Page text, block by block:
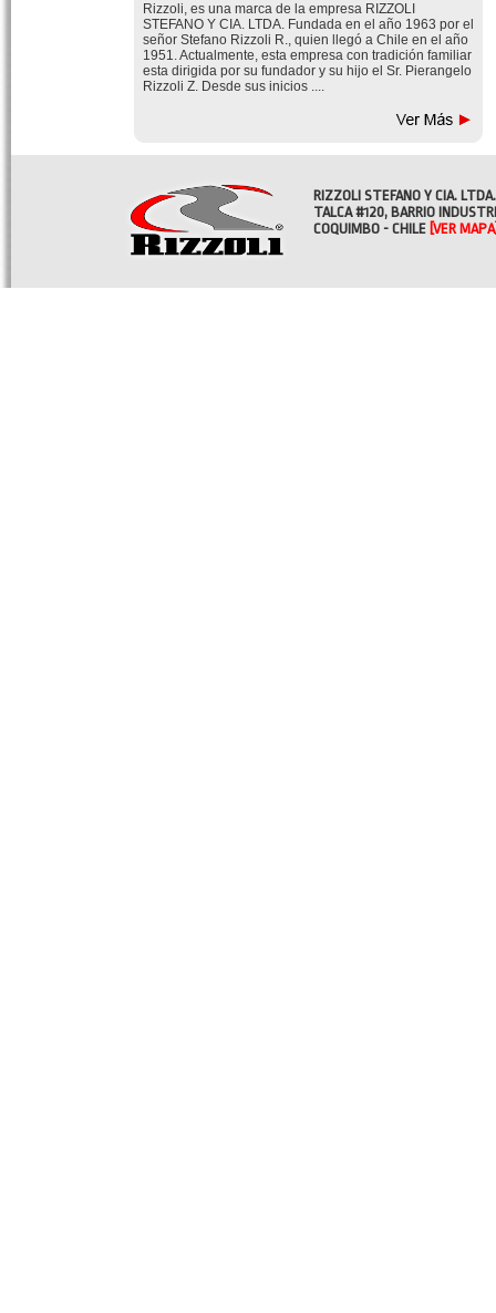
Rizzoli, es una marca de la empresa RIZZOLI
STEFANO Y CIA. LTDA. Fundada en el año 1963 por el
señor Stefano Rizzoli R., quien llegó a Chile en el año
1951. Actualmente, esta empresa con tradición familiar
esta dirigida por su fundador y su hijo el Sr. Pierangelo
Rizzoli Z. Desde sus inicios ....
RIZZOLI STEFANO Y CIA. LTDA.
TALCA #120, BARRIO
COQUIMBO - CHILE [VER